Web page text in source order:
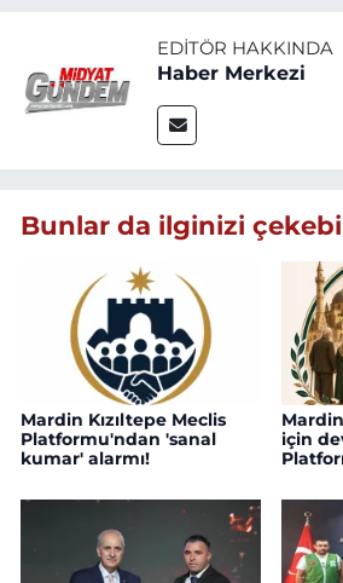
EDITÖR HAKKINDA
Haber Merkezi
Bunlar da ilginizi
Mardin Kızıltepe Meclis
Platformu'ndan 'sanal
kumar' alarmı!
için